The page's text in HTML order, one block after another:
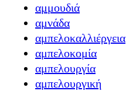
αμμουδιά
αμνάδα
αμπελοκαλλιέργεια
αμπελοκομία
αμπελουργία
αμπελουργική